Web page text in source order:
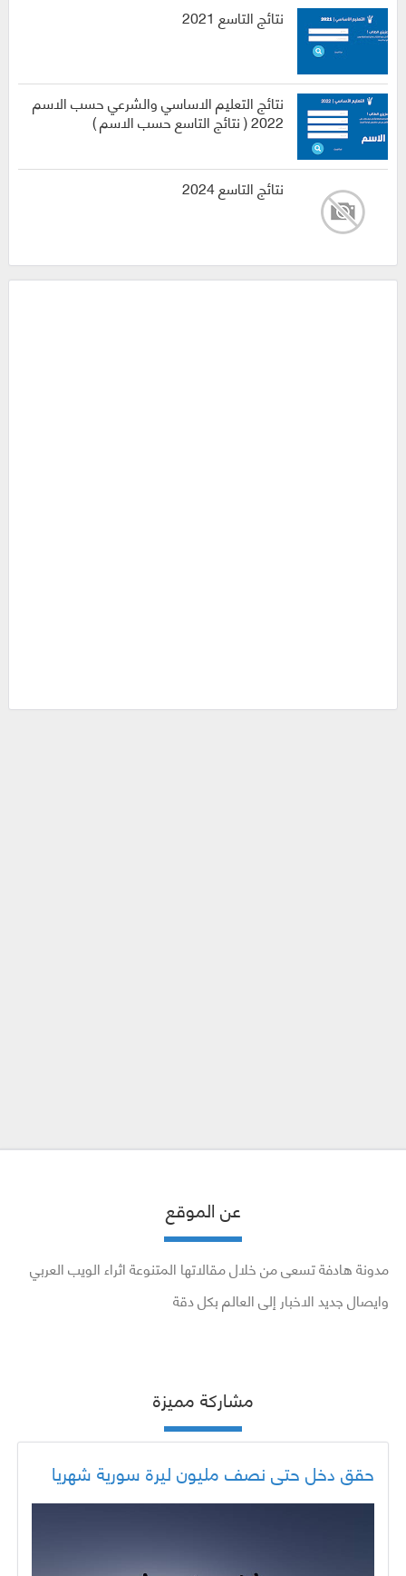
نتائج التاسع 2021
نتائج التعليم الاساسي والشرعي حسب الاسم
2022 ( نتائج التاسع حسب الاسم )
نتائج التاسع 2024
عن الموقع
مدونة هادفة تسعى من خلال مقالاتها المتنوعة اثراء الويب العربي
وايصال جديد الاخبار إلى العالم بكل دقة
مشاركة مميزة
حقق دخل حتى نصف مليون ليرة سورية شهريا